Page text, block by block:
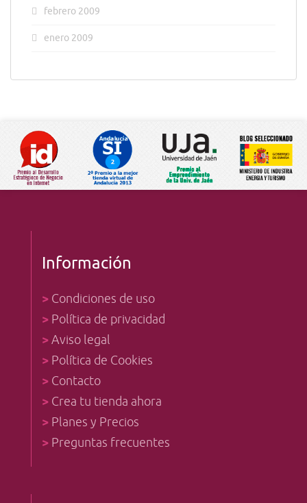
febrero 2009
enero 2009
Información
> Condiciones de uso
> Política de privacidad
>Aviso legal
> Política de Cookies
> Contacto
> Crea tu tienda ahora
> Planes y Precios
> Preguntas frecuentes